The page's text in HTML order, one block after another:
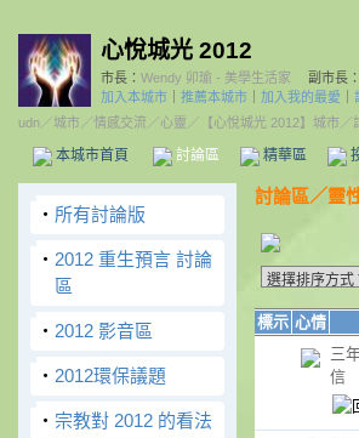
心悅城光 2012
市長： Wendy 卯瑜 - 美學生活家 副市長：
加入本城市
推薦本城市 加入我的最愛
udn／城市 ／情感交流 ／心靈 ／ 【心悅城光 2012】城市 ／
本城市首頁 討論區 精華區
‧ 所有討論版
‧ 2012 重生預言 討論
區
‧ 2012 影音區
‧ 2012環保議題
‧ 宗教對 2012 的看法
討論區／靈
標示 心情
三
信